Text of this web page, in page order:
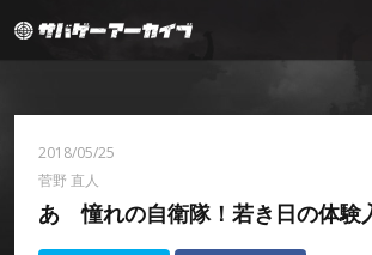
2018/05/25
菅野 直人
あゝ憧れの自衛隊！若き日の体験